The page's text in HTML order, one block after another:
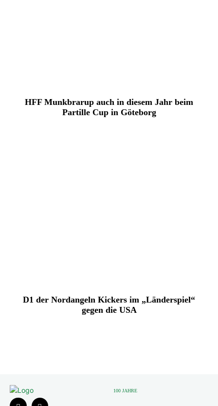
HFF Munkbrarup auch in diesem Jahr beim
Partille Cup in Göteborg
D1 der Nordangeln Kickers im „Länderspiel“
gegen die USA
100 JAHRE